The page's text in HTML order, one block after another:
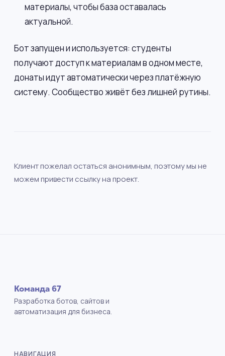
материалы, чтобы база оставалась
актуальной.
Бот запущен и используется: студенты
получают доступ к материалам в одном месте,
донаты идут автоматически через платёжную
систему. Сообщество живёт без лишней рутины.
Клиент пожелал остаться анонимным, поэтому мы не
можем привести ссылку на проект.
Команда 67
Разработка ботов, сайтов и
автоматизация для бизнеса.
НАВИГАЦИЯ